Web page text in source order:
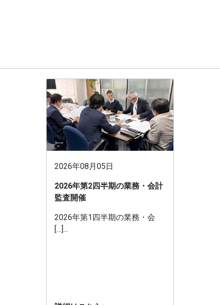
2026年08月05日
2026年第2四半期の業務・会計
監査開催
2026年第1四半期の業務・会
[…]...